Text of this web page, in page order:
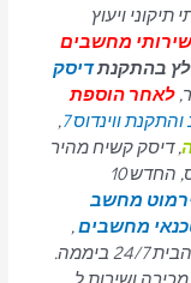
ויעוץ
שירותי מחשבים
בהתקנתדיסק
לאחר הוספת
ווינדוס 7 ,
, דיסק קשיח מהיר
ביותר משדרג את המחשב, התקנת ווינדוס, החדש 10
מחשב
מחשבים,
עד הבית 24/7 ביממה.
מכירה ושירות ל